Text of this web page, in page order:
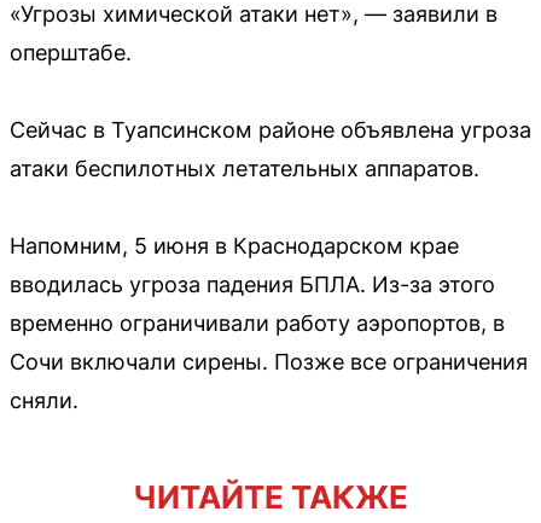
«Угрозы химической атаки нет», — заявили в
оперштабе.
Сейчас в Туапсинском районе объявлена угроза
атаки беспилотных летательных аппаратов.
Напомним, 5 июня в Краснодарском крае
вводилась угроза падения БПЛА. Из-за этого
временно ограничивали работу аэропортов, в
Сочи включали сирены. Позже все ограничения
сняли.
ЧИТАЙТЕ ТАКЖЕ